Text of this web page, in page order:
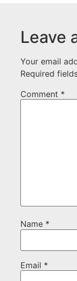
Leave
Your email
Required
Comment *
Name *
Email *